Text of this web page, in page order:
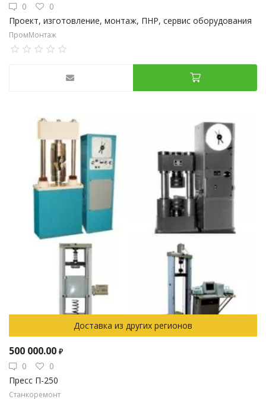
0
0
Проект, изготовление, монтаж, ПНР, сервис оборудования
ПромМонтаж
Доставка из других регионов
500 000.00 ₽
0
0
Пресс П-250
Станкоремонт